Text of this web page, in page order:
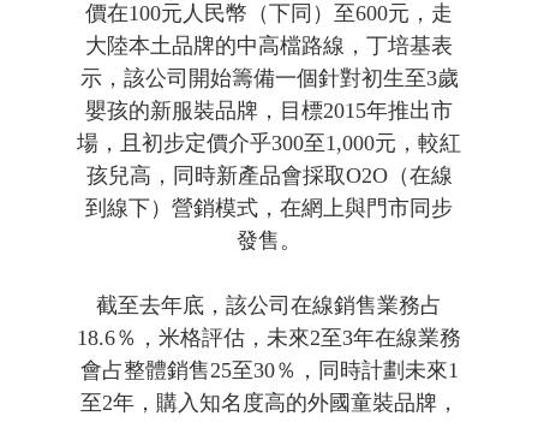
價在100元人民幣（下同）至600元，走
大陸本土品牌的中高檔路線，丁培基表
示，該公司開始籌備一個針對初生至3歲
嬰孩的新服裝品牌，目標2015年推出市
場，且初步定價介乎300至1,000元，較紅
孩兒高，同時新產品會採取O2O（在線
到線下）營銷模式，在網上與門市同步
發售。
截至去年底，該公司在線銷售業務占
18.6％，米格評估，未來2至3年在線業務
會占整體銷售25至30％，同時計劃未來1
至2年，購入知名度高的外國童裝品牌，